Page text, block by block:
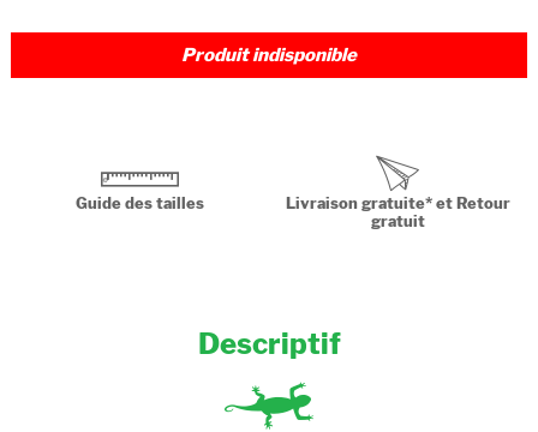
Produit indisponible
Guide des tailles
Livraison gratuite* et Retour
gratuit
Descriptif